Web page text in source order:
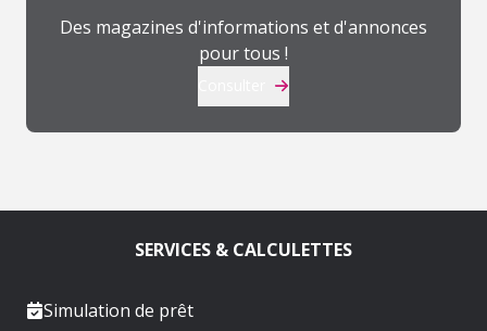
Des magazines d'informations et d'annonces
pour tous !
SERVICES & CALCULETTES
Simulation de prêt